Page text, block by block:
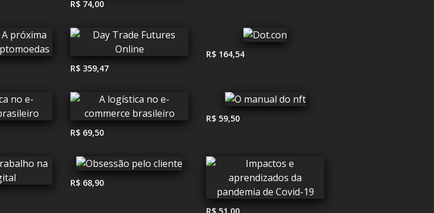
R$ 74,00
R$ 359,47
R$ 164,54
R$ 69,50
R$ 59,50
R$ 68,90